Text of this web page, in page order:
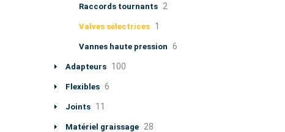
Raccords tournants 2
Valves sélectrices 1
Vannes haute pression 6
Adapteurs 100
Flexibles 6
Joints 11
Matériel graissage 28